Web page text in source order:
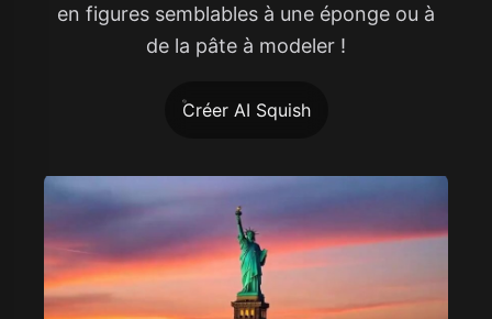
en figures semblables à une éponge ou à
de la pâte à modeler !
Créer AI Squish